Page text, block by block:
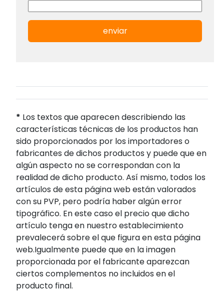
enviar
* Los textos que aparecen describiendo las
características técnicas de los productos han
sido proporcionados por los importadores o
fabricantes de dichos productos y puede que en
algún aspecto no se correspondan con la
realidad de dicho producto. Así mismo, todos los
artículos de esta página web están valorados
con su PVP, pero podría haber algún error
tipográfico. En este caso el precio que dicho
artículo tenga en nuestro establecimiento
prevalecerá sobre el que figura en esta página
web.Igualmente puede que en la imagen
proporcionada por el fabricante aparezcan
ciertos complementos no incluidos en el
producto final.